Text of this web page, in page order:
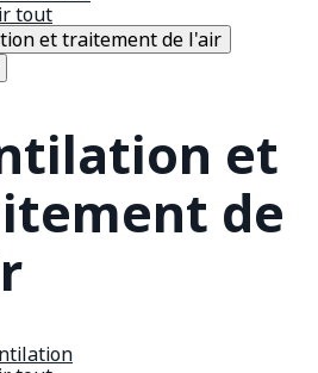
tout
et traitement de l'air
et
de